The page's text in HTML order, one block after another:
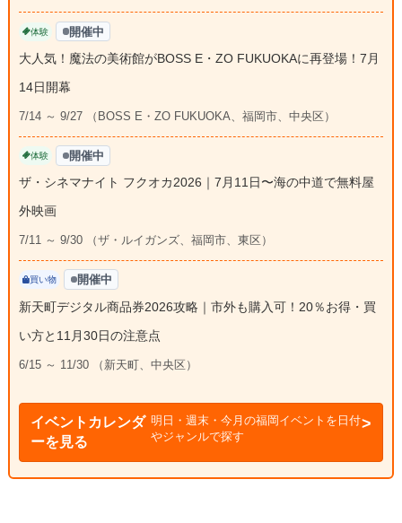
体験 開催中
大人気！魔法の美術館がBOSS E・ZO FUKUOKAに再登場！7月
14日開幕
7/14 ～ 9/27 （BOSS E・ZO FUKUOKA、福岡市、中央区）
体験 開催中
ザ・シネマナイト フクオカ2026｜7月11日〜海の中道で無料屋
外映画
7/11 ～ 9/30 （ザ・ルイガンズ、福岡市、東区）
買い物 開催中
新天町デジタル商品券2026攻略｜市外も購入可！20％お得・買
い方と11月30日の注意点
6/15 ～ 11/30 （新天町、中央区）
イベントカレンダ
ーを見る
明日・週末・今月の福岡イベントを日付
やジャンルで探す